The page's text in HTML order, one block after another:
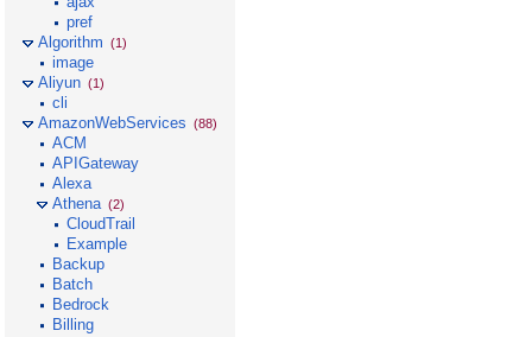
pref
Algorithm (1)
image
Aliyun (1)
cli
AmazonWebServices (88)
ACM
APIGateway
Alexa
Athena (2)
CloudTrail
Example
Backup
Batch
Bedrock
Billing